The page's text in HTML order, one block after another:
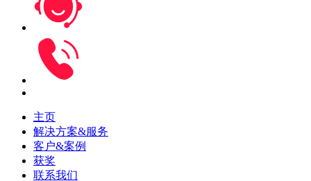
主页
解决方案&服务
客户&案例
获奖
联系我们